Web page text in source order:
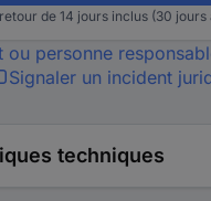
de 14 jours inclus (30 jours
ou personne
Signaler un incident
techniques